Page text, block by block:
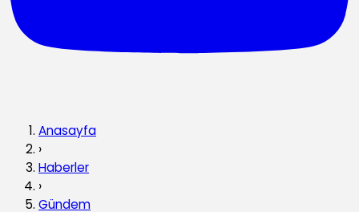
Anasayfa
›
Haberler
›
Gündem